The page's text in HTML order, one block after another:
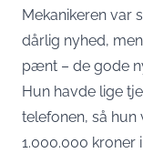
Mekanikeren var
dårlig nyhed,
pænt – de gode
Hun havde lige
telefonen, så hun
1.000.000 kroner